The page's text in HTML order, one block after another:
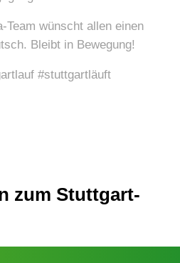
Team wünscht allen einen
Bleibt in Bewegung!
#stuttgartläuft
zum Stuttgart-